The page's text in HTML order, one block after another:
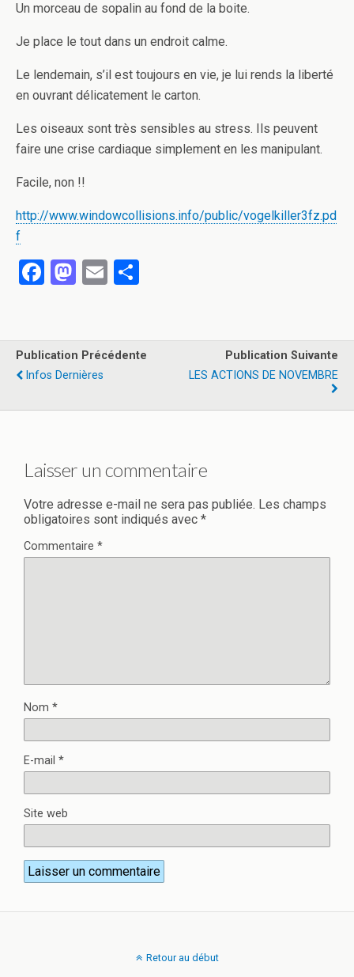
Un morceau de sopalin au fond de la boite.
Je place le tout dans un endroit calme.
Le lendemain, s’il est toujours en vie, je lui rends la liberté
en ouvrant délicatement le carton.
Les oiseaux sont très sensibles au stress. Ils peuvent
faire une crise cardiaque simplement en les manipulant.
Facile, non !!
http://www.windowcollisions.info/public/vogelkiller3fz.pd
f
F
b
o
M
o
d
E
g
Publication Précédente
Infos Dernières
Publication Suivante
LES ACTIONS DE NOVEMBRE
Laisser un commentaire
Votre adresse e-mail ne sera pas publiée. Les champs
obligatoires sont indiqués avec *
Commentaire *
Nom *
E-mail *
Site web
Retour au début